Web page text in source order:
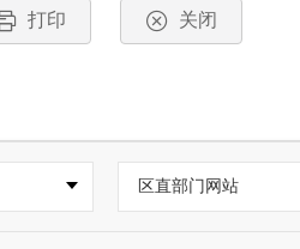
打印 关闭
区直部门网站